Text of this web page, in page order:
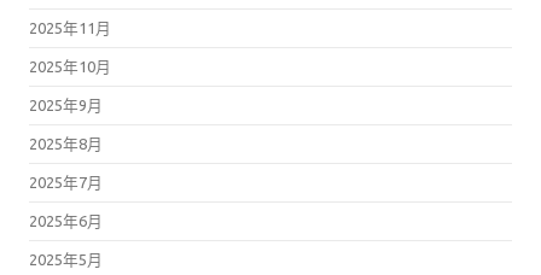
2025年11月
2025年10月
2025年9月
2025年8月
2025年7月
2025年6月
2025年5月